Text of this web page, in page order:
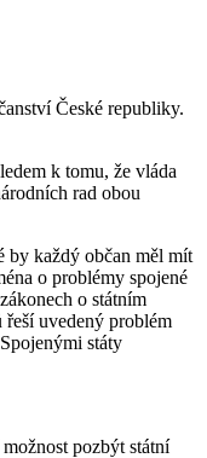
České republiky.
k tomu, že vláda
rad obou
by každý občan měl mít
o problémy spojené
o státním
uvedený problém
státy
pozbýt státní